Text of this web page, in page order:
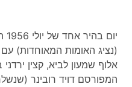
(נציג האומות המאוחדות)
אלוף שמעון לביא, קצין
המפורסם דויד רובינר